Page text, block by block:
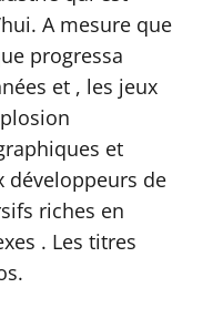
A mesure que
progressa
et , les jeux
et
développeurs de
riches en
. Les titres